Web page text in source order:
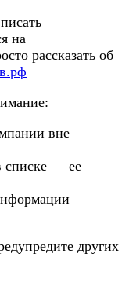
на
рассказать об
вне
списке — ее
других